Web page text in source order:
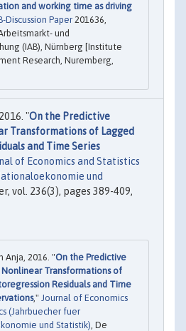
and working time as driving
Discussion Paper 201636,
und
(IAB), Nürnberg [Institute
Research, Nuremberg,
"On the Predictive
Transformations of Lagged
and Time Series
of Economics and Statistics
und
vol. 236(3), pages 389-409,
Anja, 2016. "On the Predictive
Transformations of
Residuals and Time
," Journal of Economics
(Jahrbuecher fuer
und Statistik) , De